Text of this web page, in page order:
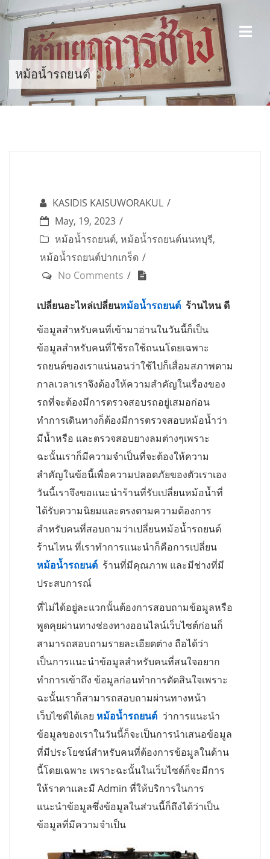
Skip
to
content
หม้อน้ำรถยนต์
KASIDIS KAISUWORAKUL
May, 19, 2023
หม้อน้ำรถยนต์, หม้อน้ำรถยนต์นนทบุรี,
หม้อน้ำรถยนต์ปากเกร็ด
No Comments
เปลี่ยนอะไหล่เปลี่ยนหม้อน้ำรถยนต์ ร้านไหนดี
ข้อมูลสำหรับคนที่เข้ามาอ่านในวันนี้ก็เป็น
ข้อมูลสำหรับคนที่ใช้รถใช้ถนนโดยเฉพาะ
รถยนต์ของเราแน่นอนว่าใช้ไปก็เสื่อมสภาพตาม
กาลเวลาเราจึงต้องให้ความสำคัญในเรื่องของ
รถที่จะต้องมีการตรวจสอบรถอยู่เสมอก่อน
ทำการเดินทางก็ต้องมีการตรวจสอบหม้อน้ำว่า
มีน้ำหรือ และตรวจสอบยางลมต่างๆเพราะ
ฉะนั้นเราก็มีความจำเป็นที่จะต้องให้ความ
สำคัญในข้อนี้เพื่อความปลอดภัยของตัวเราเอง
วันนี้เราจึงขอแนะนำร้านที่รับเปลี่ยนหม้อน้ำที่
ได้รับความนิยมและตรงตามความต้องการ
สำหรับคนที่สอบถามว่าเปลี่ยนหม้อน้ำรถยนต์
ร้านไหน ที่เราทำการแนะนำก็คือการเปลี่ยน
หม้อน้ำรถยนต์ ร้านที่มีคุณภาพ และมีช่างที่มี
ประสบการณ์
ที่ไม่ได้อยู่ละแวกนั้นต้องการสอบถามข้อมูลหรือ
พูดคุยผ่านทางช่องทางออนไลน์เว็บไซต์ก่อนก็
สามารถสอบถามรายละเอียดต่าง ถือได้ว่า
เป็นการแนะนำข้อมูลสำหรับคนที่สนใจอยาก
ทำการเข้าถึง ข้อมูลก่อนทำการตัดสินใจเพราะ
ฉะนั้นเราก็สามารถสอบถามผ่านทางหน้า
เว็บไซต์ได้เลย หม้อน้ำรถยนต์ ว่าการแนะนำ
ข้อมูลของเราในวันนี้ก็จะเป็นการนำเสนอข้อมูล
ที่มีประโยชน์สำหรับคนที่ต้องการข้อมูลในด้าน
นี้โดยเฉพาะ เพราะฉะนั้นในเว็บไซต์ก็จะมีการ
ให้ราคาและมี Admin ที่ให้บริการในการ
แนะนำข้อมูลซึ่งข้อมูลในส่วนนี้ก็ถึงได้ว่าเป็น
ข้อมูลที่มีความจำเป็น